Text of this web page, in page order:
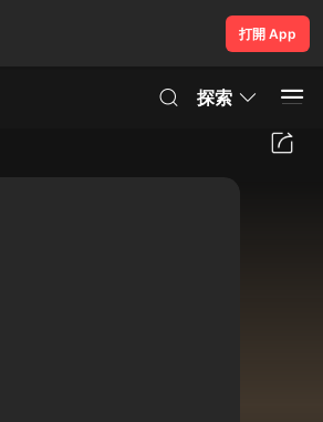
打開 App
探索